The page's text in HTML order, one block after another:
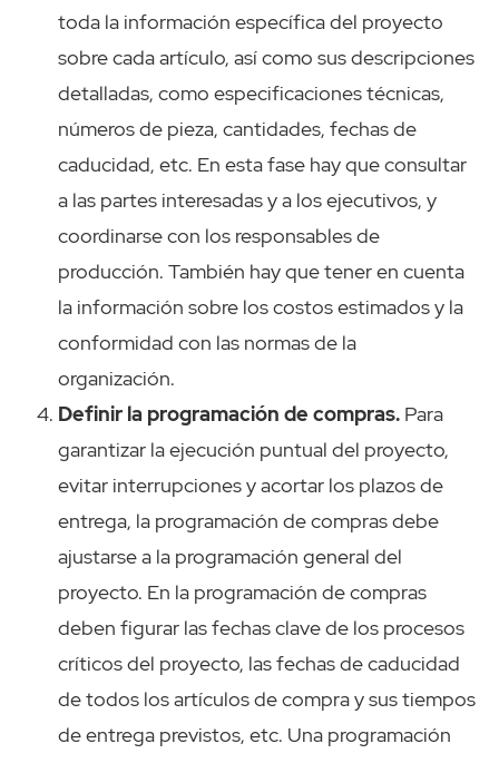
toda la información específica del proyecto
sobre cada artículo, así como sus descripciones
detalladas, como especificaciones técnicas,
números de pieza, cantidades, fechas de
caducidad, etc. En esta fase hay que consultar
a las partes interesadas y a los ejecutivos, y
coordinarse con los responsables de
producción. También hay que tener en cuenta
la información sobre los costos estimados y la
conformidad con las normas de la
organización.
Definir la programación de compras. Para
garantizar la ejecución puntual del proyecto,
evitar interrupciones y acortar los plazos de
entrega, la programación de compras debe
ajustarse a la programación general del
proyecto. En la programación de compras
deben figurar las fechas clave de los procesos
críticos del proyecto, las fechas de caducidad
de todos los artículos de compra y sus tiempos
de entrega previstos, etc. Una programación